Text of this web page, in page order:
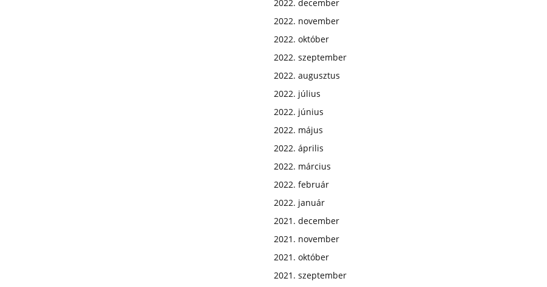
2022. december
2022. november
2022. október
2022. szeptember
2022. augusztus
2022. július
2022. június
2022. május
2022. április
2022. március
2022. február
2022. január
2021. december
2021. november
2021. október
2021. szeptember